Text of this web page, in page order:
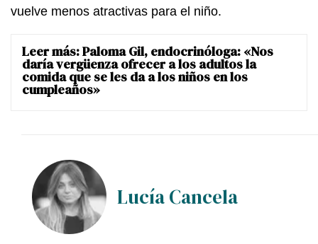
vuelve menos atractivas para el niño.
Leer más:Paloma Gil, endocrinóloga: «Nos
daría vergüenza ofrecer a los adultos la
comida que se les da a los niños en los
cumpleaños»
Lucía Cancela